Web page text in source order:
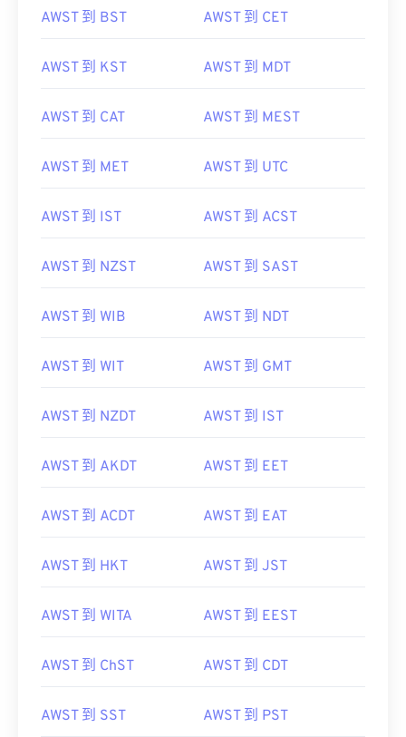
AWST 到 BST AWST 到 CET
AWST 到 KST AWST 到 MDT
AWST 到 CAT AWST 到 MEST
AWST 到 MET AWST 到 UTC
AWST 到 IST AWST 到 ACST
AWST 到 NZST AWST 到 SAST
AWST 到 WIB AWST 到 NDT
AWST 到 WIT AWST 到 GMT
AWST 到 NZDT AWST 到 IST
AWST 到 AKDT AWST 到 EET
AWST 到 ACDT AWST 到 EAT
AWST 到 HKT AWST 到 JST
AWST 到 WITA AWST 到 EEST
AWST 到 ChST AWST 到 CDT
AWST 到 SST AWST 到 PST